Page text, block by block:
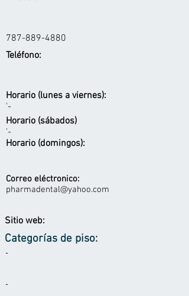
787-889-4880
Teléfono:
Horario (lunes a viernes):
'-
Horario (sábados)
'-
Horario (domingos):
Correo eléctronico:
pharmadental@yahoo.com
Sitio web:
Categorías de piso:
-
-